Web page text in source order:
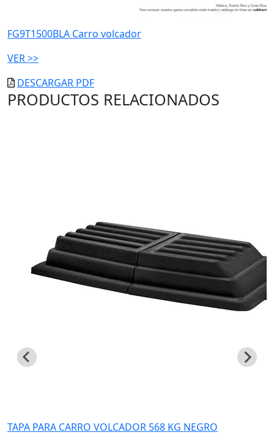
FG9T1500BLA Carro volcador
VER >>
DESCARGAR PDF
PRODUCTOS RELACIONADOS
TAPA PARA CARRO VOLCADOR 568 KG NEGRO